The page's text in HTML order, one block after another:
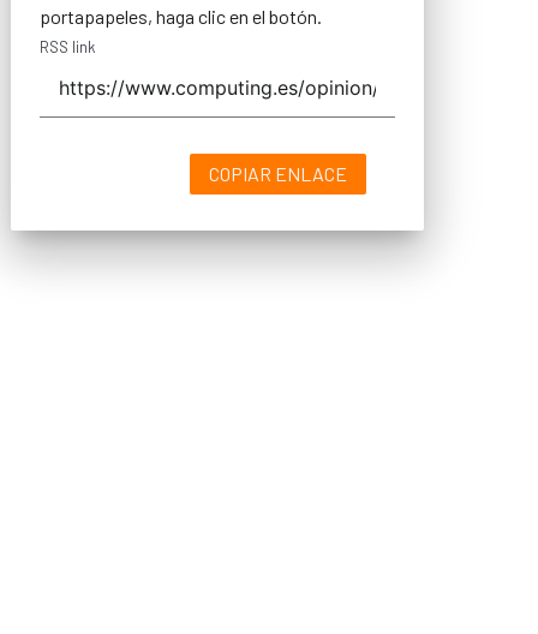
portapapeles, haga clic en el botón.
RSS link
COPIAR ENLACE